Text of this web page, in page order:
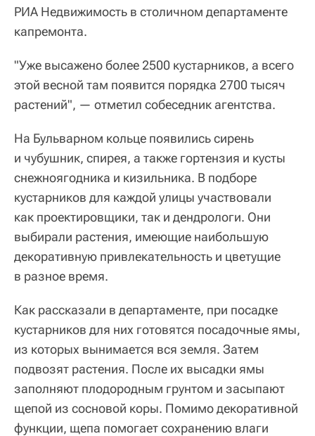
РИА Недвижимость в столичном департаменте
капремонта.
"Уже высажено более 2500 кустарников, а всего
этой весной там появится порядка 2700 тысяч
растений", — отметил собеседник агентства.
На Бульварном кольце появились сирень
и чубушник, спирея, а также гортензия и кусты
снежноягодника и кизильника. В подборе
кустарников для каждой улицы участвовали
как проектировщики, так и дендрологи. Они
выбирали растения, имеющие наибольшую
декоративную привлекательность и цветущие
в разное время.
Как рассказали в департаменте, при посадке
кустарников для них готовятся посадочные ямы,
из которых вынимается вся земля. Затем
подвозят растения. После их высадки ямы
заполняют плодородным грунтом и засыпают
щепой из сосновой коры. Помимо декоративной
функции, щепа помогает сохранению влаги